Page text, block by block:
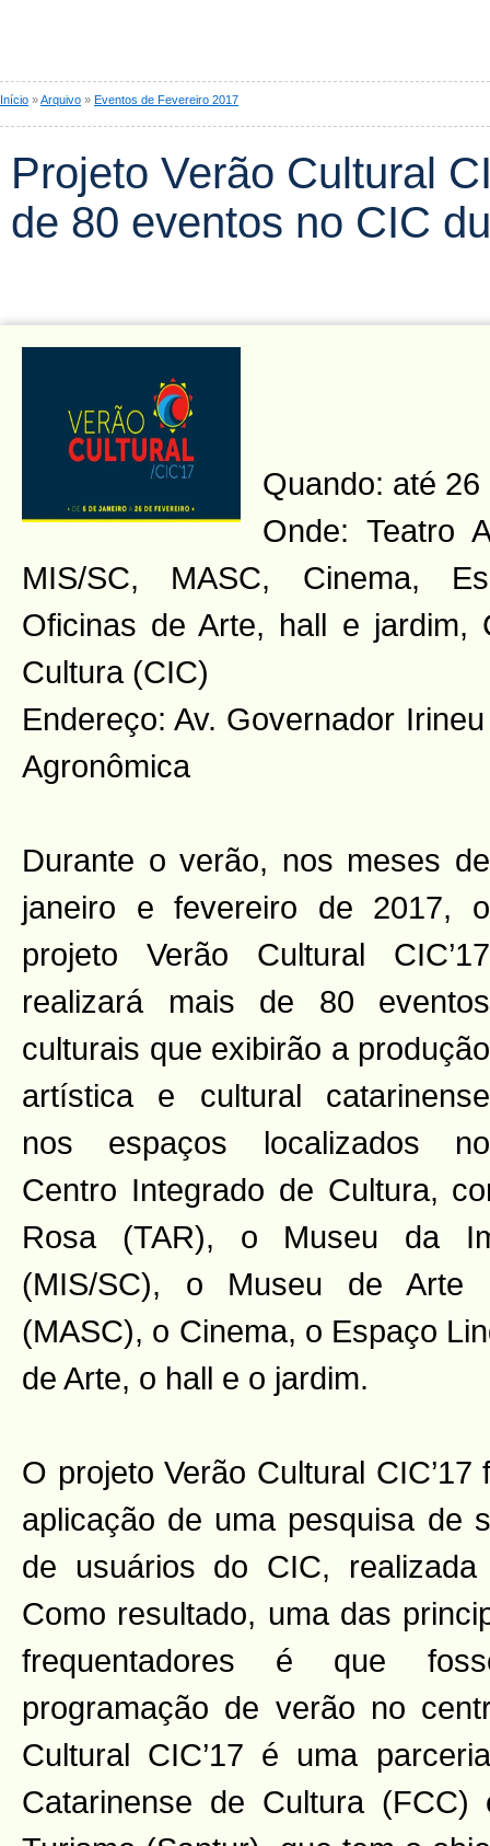
Início »Arquivo » Eventos de Fevereiro 2017
Projeto Verão Cultural
de 80 eventos no CIC
Quando: até
Onde: Teatro
MIS/SC, MASC, Cinema,
Oficinas de Arte, hall e jardim,
Cultura (CIC)
Endereço: Av. Governador
Agronômica
Durante o verão, nos meses de
janeiro e fevereiro de 2017, o
projeto Verão Cultural CIC’17
realizará mais de 80 eventos
culturais que exibirão a produção
artística e cultural catarinense
nos espaços localizados no
Centro Integrado de Cultura,
Rosa (TAR), o Museu da
(MIS/SC), o Museu de Arte
(MASC), o Cinema, o Espaço
de Arte, o hall e o jardim.
O projeto Verão Cultural
aplicação de uma pesquisa de
de usuários do CIC,
Como resultado, uma das
frequentadores é que
programação de verão no
Cultural CIC’17 é uma
Catarinense de Cultura